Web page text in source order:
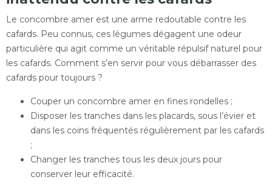
Le concombre amer est une arme redoutable contre les
cafards. Peu connus, ces légumes dégagent une odeur
particulière qui agit comme un véritable répulsif naturel pour
les cafards. Comment s’en servir pour vous débarrasser des
cafards pour toujours ?
Couper un concombre amer en fines rondelles ;
Disposer les tranches dans les placards, sous l’évier et
dans les coins fréquentés régulièrement par les cafards
;
Changer les tranches tous les deux jours pour
conserver leur efficacité.